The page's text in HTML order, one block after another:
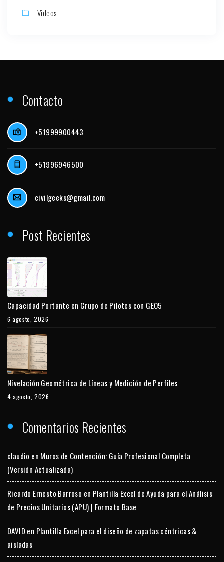
Videos
Contacto
+51999900443
+51996946500
civilgeeks@gmail.com
Post Recientes
Capacidad Portante en Grupo de Pilotes con GEO5
6 agosto, 2026
Nivelación Geométrica de Líneas y Medición de Perfiles
4 agosto, 2026
Comentarios Recientes
claudio en Muros de Contención: Guía Profesional Completa
(Versión Actualizada)
Ricardo Ernesto Barroso en Plantilla Excel de Ayuda para el Análisis
de Precios Unitarios (APU) | Formato Base
DAVID en Plantilla Excel para el diseño de zapatas céntricas &
aisladas